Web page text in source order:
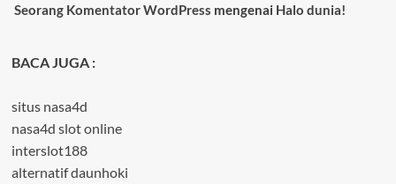
Seorang Komentator WordPress mengenai Halo dunia!
BACA JUGA :
situs nasa4d
nasa4d slot online
interslot188
alternatif daunhoki